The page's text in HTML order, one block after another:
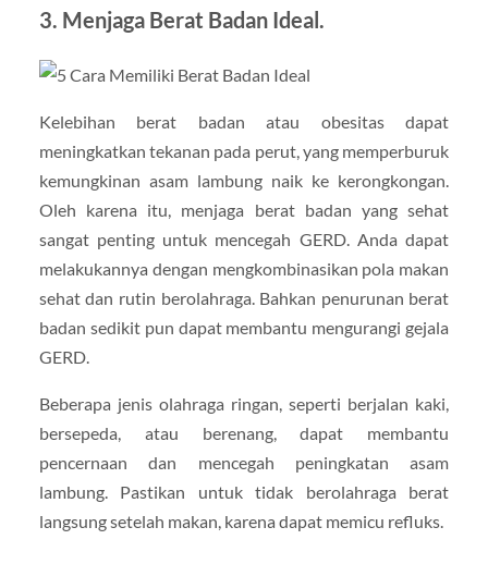
3. Menjaga Berat Badan Ideal.
Kelebihan berat badan atau obesitas dapat
meningkatkan tekanan pada perut, yang memperburuk
kemungkinan asam lambung naik ke kerongkongan.
Oleh karena itu, menjaga berat badan yang sehat
sangat penting untuk mencegah GERD. Anda dapat
melakukannya dengan mengkombinasikan pola makan
sehat dan rutin berolahraga. Bahkan penurunan berat
badan sedikit pun dapat membantu mengurangi gejala
GERD.
Beberapa jenis olahraga ringan, seperti berjalan kaki,
bersepeda, atau berenang, dapat membantu
pencernaan dan mencegah peningkatan asam
lambung. Pastikan untuk tidak berolahraga berat
langsung setelah makan, karena dapat memicu refluks.